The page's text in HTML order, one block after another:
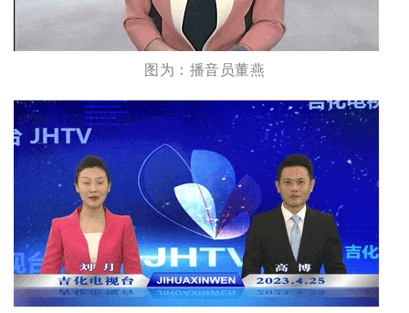
图为：播音员董燕